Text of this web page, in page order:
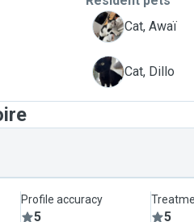
A
Cat, Awaï
D Cat, Dillo
Profile accuracy
5 5